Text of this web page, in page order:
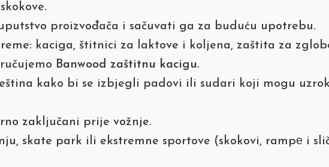
proizvođača i sačuvati ga za buduću upotrebu.
kaciga, štitnici za laktove i koljena, zaštita za
Banwood zaštitnu kacigu.
kako bi se izbjegli padovi ili sudari koji mogu
zaključani prije vožnje.
skate park ili ekstremne sportove (skokovi, rampе i